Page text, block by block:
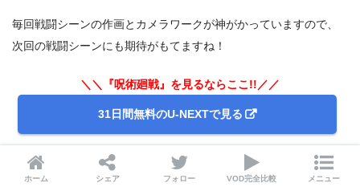
毎回戦闘シーンの作画とカメラワークが神がかっていますので、
次回の戦闘シーンにも期待がもてますね！
＼＼『呪術廻戦』を見るならここ!!／／
31日間無料のU-NEXTで見る
ホーム シェア フォロー VOD完全比較 メニュー